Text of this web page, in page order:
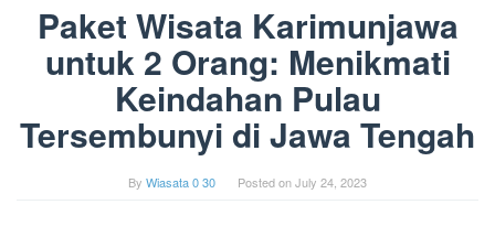
Paket Wisata Karimunjawa
untuk 2 Orang: Menikmati
Keindahan Pulau
Tersembunyi di Jawa Tengah
By Wiasata 0 30 Posted onJuly 24, 2023